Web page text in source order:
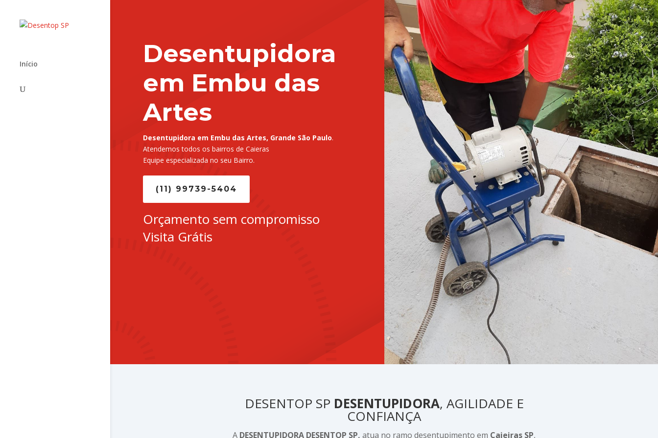
Início
Desentupidora
em Embu das
Artes
Desentupidora em Embu das Artes, Grande São Paulo.
Atendemos todos os bairros de Caieras
Equipe especializada no seu Bairro.
(11) 99739-5404
Orçamento sem compromisso
Visita Grátis
DESENTOP SP DESENTUPIDORA, AGILIDADE E
CONFIANÇA
A DESENTUPIDORA DESENTOP SP, atua no ramo desentupimento em Caieiras SP,